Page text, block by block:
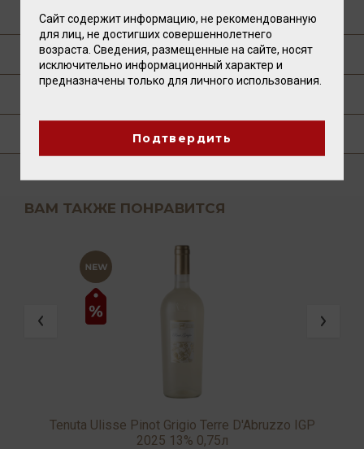
О ПРОИЗВОДИТЕЛЕ
ТЕХНОЛОГИЯ
ВАМ ТАКЖЕ ПОНРАВИТСЯ
Tenuta Ulisse Pinot Grigio Terre D'Abruzzo IGP
2025 13% 0,75л
Сайт содержит информацию, не рекомендованную
для лиц, не достигших совершеннолетнего
возраста. Сведения, размещенные на сайте, носят
исключительно информационный характер и
предназначены только для личного использования.
Подтвердить